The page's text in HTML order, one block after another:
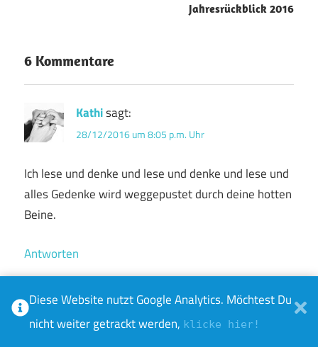
Jahresrückblick 2016
6 Kommentare
Kathisagt:
28/12/2016 um 8:05 p.m. Uhr
Ich lese und denke und lese und denke und lese und
alles Gedenke wird weggepustet durch deine hotten
Beine.
Antworten
duese sagt:
29/12/2016 um 9:25 a.m. Uhr
Diese Website nutzt Google Analytics. Möchtest Du
nicht weiter getrackt werden, klicke hier!